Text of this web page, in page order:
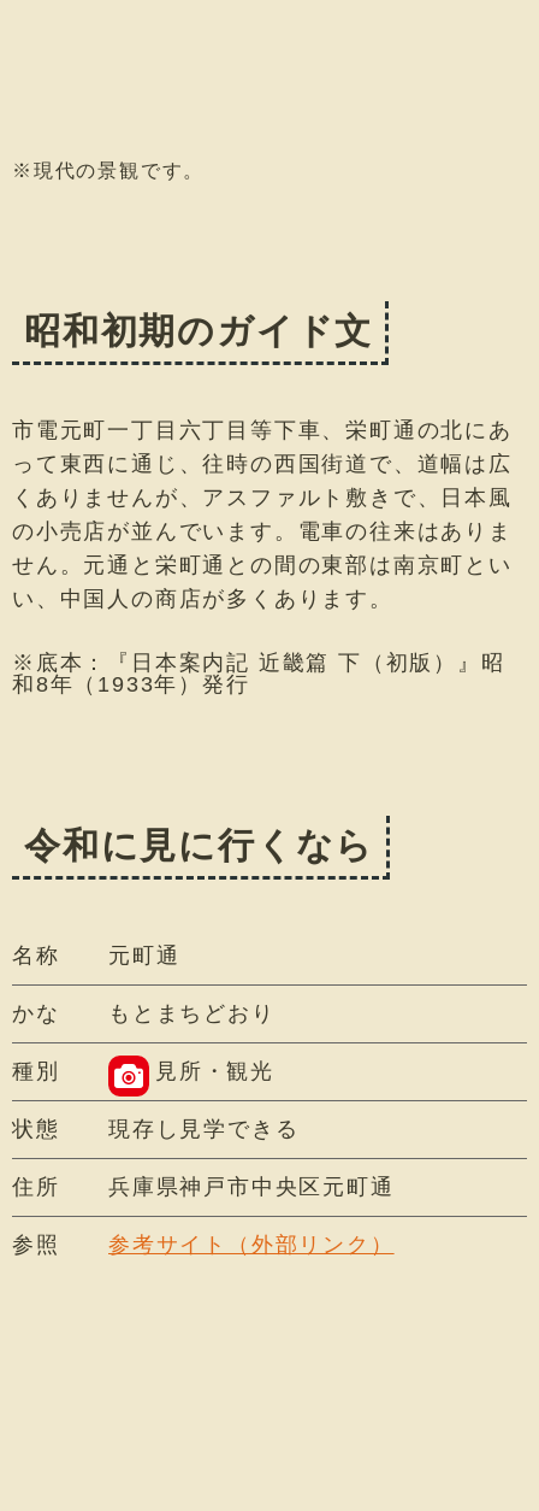
※現代の景観です。
昭和初期のガイド文
市電元町一丁目六丁目等下車、栄町通の北にあ
って東西に通じ、往時の西国街道で、道幅は広
くありませんが、アスファルト敷きで、日本風
の小売店が並んでいます。電車の往来はありま
せん。元通と栄町通との間の東部は南京町とい
い、中国人の商店が多くあります。
※底本：『日本案内記 近畿篇 下（初版）』昭
和8年（1933年）発行
令和に見に行くなら
名称 元町通
かな もとまちどおり
種別 見所・観光
状態 現存し見学できる
住所 兵庫県神戸市中央区元町通
参照 参考サイト（外部リンク）